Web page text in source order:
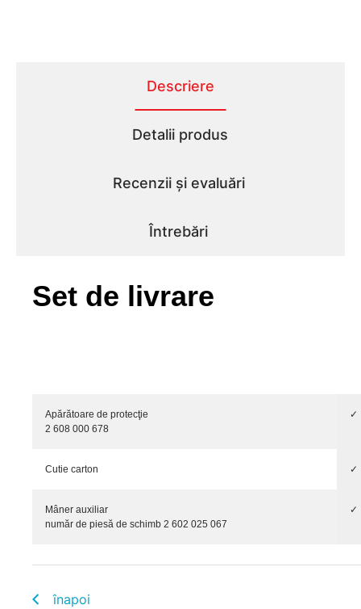
Descriere
Detalii produs
Recenzii și evaluări
Întrebări
Set de livrare
Apărătoare de protecţie
2 608 000 678
✓
Cutie carton ✓
Mâner auxiliar
număr de piesă de schimb 2 602 025 067
✓
înapoi